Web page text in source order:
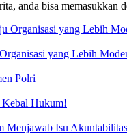
anda bisa memasukkan
yang Lebih
Polri
Kebal Hukum!
Menjawab Isu Akuntabilitas